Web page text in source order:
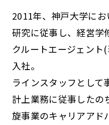
2011年、神戸大学に
研究に従事し、経営学
クルートエージェント
入社。
ラインスタッフとして
計上業務に従事したの
旋事業のキャリアアド